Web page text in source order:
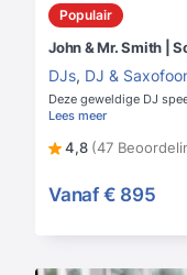
Populair
John & Mr. Smith |
DJs, DJ &
Deze geweldige DJ
Lees meer
4,8 (47
Vanaf € 895